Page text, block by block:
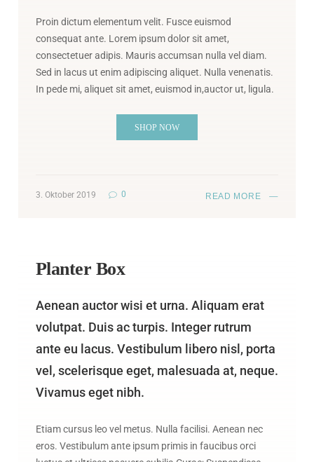
Proin dictum elementum velit. Fusce euismod
consequat ante. Lorem ipsum dolor sit amet,
consectetuer adipis. Mauris accumsan nulla vel diam.
Sed in lacus ut enim adipiscing aliquet. Nulla venenatis.
In pede mi, aliquet sit amet, euismod in,auctor ut, ligula.
SHOP NOW
3. Oktober 2019 0 READ MORE
Planter Box
Aenean auctor wisi et urna. Aliquam erat
volutpat. Duis ac turpis. Integer rutrum
ante eu lacus. Vestibulum libero nisl, porta
vel, scelerisque eget, malesuada at, neque.
Vivamus eget nibh.
Etiam cursus leo vel metus. Nulla facilisi. Aenean nec
eros. Vestibulum ante ipsum primis in faucibus orci